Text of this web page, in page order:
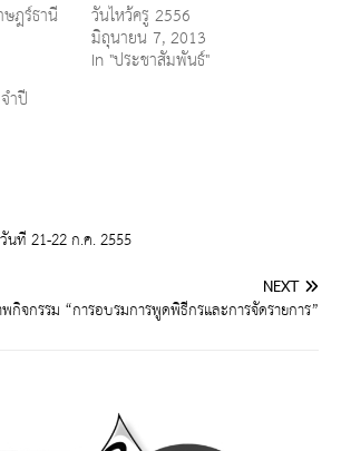
ษฎร์ธานี วันไหว้ครู 2556
มิถุนายน 7, 2013
In "ประชาสัมพันธ์"
ำปี
ที่ 21-22 ก.ค. 2555
NEXT
กิจกรรม “การอบรมการพูดพิธีกรและการจัดรายการ”